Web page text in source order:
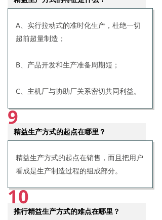
A、实行拉动式的准时化生产，杜绝一切
超前超量制造；
B、产品开发和生产准备周期短；
C、主机厂与协助厂关系密切共同利益。
9
精益生产方式的起点在哪里？
精益生产方式的起点在销售，而且把用户
看成是生产制造过程的组成部分。
10
推行精益生产方式的难点在哪里？